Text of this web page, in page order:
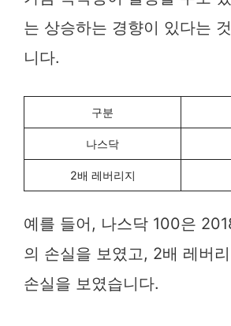
는 상승하는 경향이 있다는
니다.
구분
나스닥
2배 레버리지
예를 들어, 나스닥 100은
의 손실을 보였고, 2배 레버
손실을 보였습니다.